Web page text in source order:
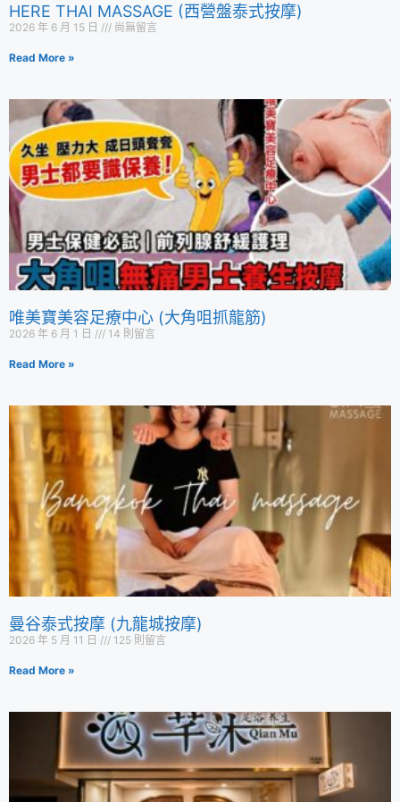
HERE THAI MASSAGE (西營盤泰式按摩)
2026 年 6 月 15 日 尚無留言
Read More »
唯美寶美容足療中心 (大角咀抓龍筋)
2026 年 6 月 1 日 14 則留言
Read More »
曼谷泰式按摩 (九龍城按摩)
2026 年 5 月 11 日 125 則留言
Read More »